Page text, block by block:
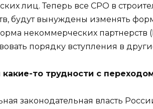
лиц. Теперь все СРО в
будут вынуждены изменять
некоммерческих
порядку вступления в
какие-то трудности с
законодательная власть